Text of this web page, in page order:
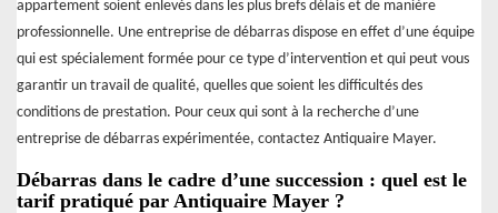
appartement soient enlevés dans les plus brefs délais et de manière
professionnelle. Une entreprise de débarras dispose en effet d’une équipe
qui est spécialement formée pour ce type d’intervention et qui peut vous
garantir un travail de qualité, quelles que soient les difficultés des
conditions de prestation. Pour ceux qui sont à la recherche d’une
entreprise de débarras expérimentée, contactez Antiquaire Mayer.
Débarras dans le cadre d’une succession : quel est le
tarif pratiqué par Antiquaire Mayer ?